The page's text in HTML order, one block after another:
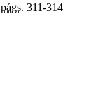
págs. 311-314